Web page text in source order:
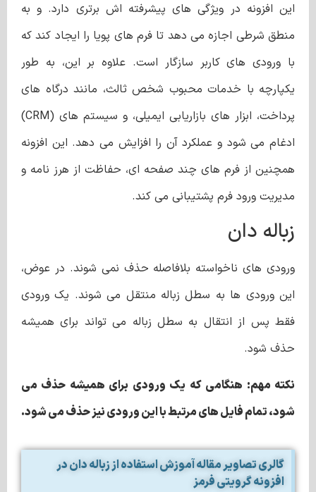
این افزونه در ویژگی‌ های پیشرفته‌ اش برتری دارد. و به
منطق شرطی اجازه می‌ دهد تا فرم ‌های پویا را ایجاد کند که
با ورودی ‌های کاربر سازگار است. علاوه بر این، به طور
یکپارچه با خدمات محبوب شخص ثالث، مانند درگاه های
پرداخت، ابزار های بازاریابی ایمیلی، و سیستم های (CRM)
ادغام می شود و عملکرد آن را افزایش می دهد. این افزونه
همچنین از فرم های چند صفحه ای، حفاظت از هرز نامه و
مدیریت ورود فرم پشتیبانی می کند.
زباله دان
ورودی های ناخواسته بلافاصله حذف نمی شوند. در عوض،
این ورودی ها به سطل زباله منتقل می شوند. یک ورودی
فقط پس از انتقال به سطل زباله می ‌تواند برای همیشه
حذف شود.
نکته مهم: هنگامی که یک ورودی برای همیشه حذف می
شود، تمام فایل های مرتبط با این ورودی نیز حذف می شود.
گالری تصاویر مقاله آموزش استفاده از زباله دان در
افزونه گرویتی فرمز